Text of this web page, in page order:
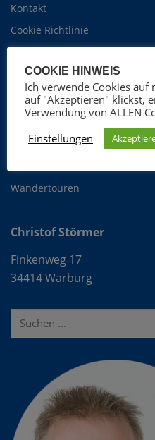
Kontakt
Cookie Richtlinie
Christof Störmer
Foto-Blog
ProGospel Chor
Fotografie
Wandertouren
Christof Störmer
Finkenweg 17
34414 Warburg
Suche
COOKIE HINWEIS
Ich verwende Cookies
auf "Akzeptieren" klickst,
Verwendung von ALLEN
Einstellungen